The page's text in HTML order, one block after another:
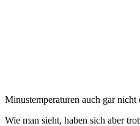
Minustemperaturen auch gar nicht
Wie man sieht, haben sich aber